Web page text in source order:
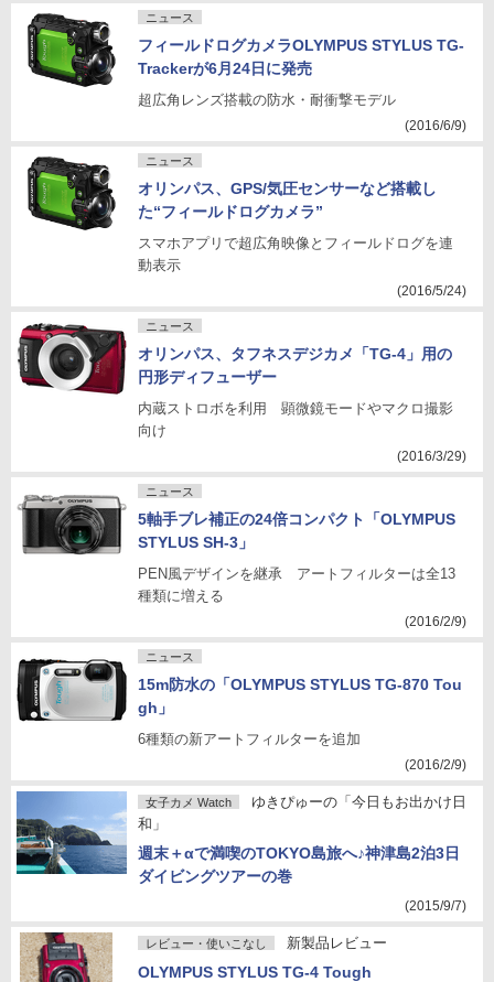
ニュース
フィールドログカメラOLYMPUS STYLUS TG-
Trackerが6月24日に発売
超広角レンズ搭載の防水・耐衝撃モデル
(2016/6/9)
ニュース
オリンパス、GPS/気圧センサーなど搭載し
た“フィールドログカメラ”
スマホアプリで超広角映像とフィールドログを連
動表示
(2016/5/24)
ニュース
オリンパス、タフネスデジカメ「TG-4」用の
円形ディフューザー
内蔵ストロボを利用 顕微鏡モードやマクロ撮影
向け
(2016/3/29)
ニュース
5軸手ブレ補正の24倍コンパクト「OLYMPUS
STYLUS SH-3」
PEN風デザインを継承 アートフィルターは全13
種類に増える
(2016/2/9)
ニュース
15m防水の「OLYMPUS STYLUS TG-870 Tou
gh」
6種類の新アートフィルターを追加
(2016/2/9)
女子カメ Watch
ゆきぴゅーの「今日もお出かけ日
和」
週末＋αで満喫のTOKYO島旅へ♪神津島2泊3日
ダイビングツアーの巻
(2015/9/7)
レビュー・使いこなし 新製品レビュー
OLYMPUS STYLUS TG-4 Tough